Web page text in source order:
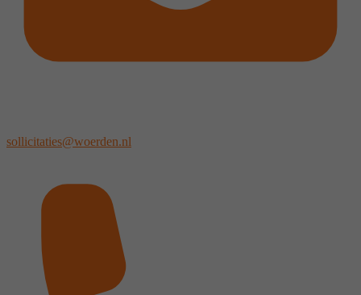
sollicitaties@woerden.nl